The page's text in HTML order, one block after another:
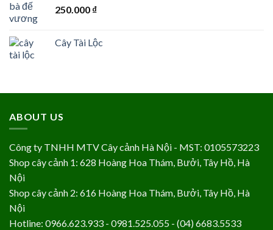
250.000 ₫
Cây Tài Lộc
ABOUT US
Công ty TNHH MTV Cây cảnh Hà Nội - MST: 0105573223
Shop cây cảnh 1: 628 Hoàng Hoa Thám, Bưởi, Tây Hồ, Hà
Nội
Shop cây cảnh 2: 616 Hoàng Hoa Thám, Bưởi, Tây Hồ, Hà
Nội
Hotline: 0966.623.933 - 0981.525.055 - (04) 6683.5533